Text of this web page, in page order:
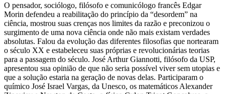
O pensador, sociólogo, filósofo e comunicólogo francês Edgar
Morin defendeu a reabilitação do princípio da “desordem” na
ciência, mostrou suas crenças nos limites da razão e preconizou o
surgimento de uma nova ciência onde não mais existam verdades
absolutas. Falou da evolução das diferentes filosofias que nortearam
o século XX e estabeleceu suas próprias e revolucionárias teorias
para a passagem do século. José Arthur Giannotti, filósofo da USP,
apresentou sua opinião de que não seria possível viver sem utopias e
que a solução estaria na geração de novas delas. Participaram o
químico José Israel Vargas, da Unesco, os matemáticos Alexander